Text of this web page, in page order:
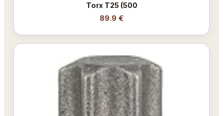
Torx T25 (500
89.9 €